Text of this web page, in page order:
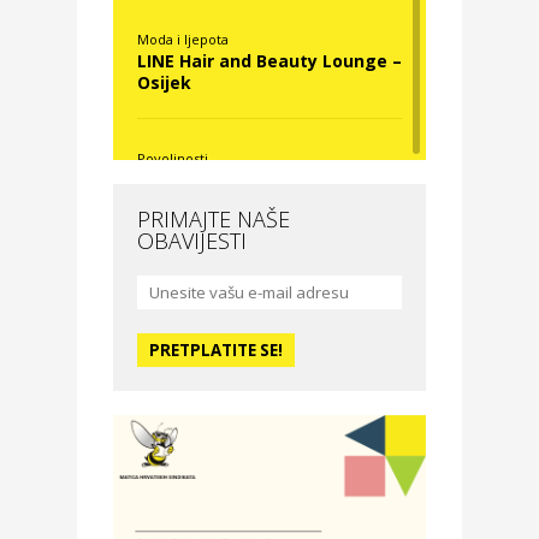
Moda i ljepota
LINE Hair and Beauty Lounge –
Osijek
Povoljnosti
Moda i ljepota
studio – Osijek
Zdravlje i osiguranje
PRIMAJTE NAŠE
OBAVIJESTI